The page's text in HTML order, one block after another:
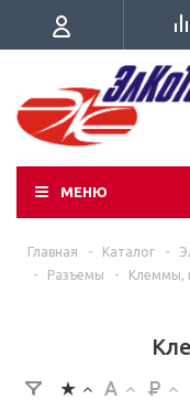
МЕНЮ
Главная - Каталог -
-
Разъемы - Клеммы,